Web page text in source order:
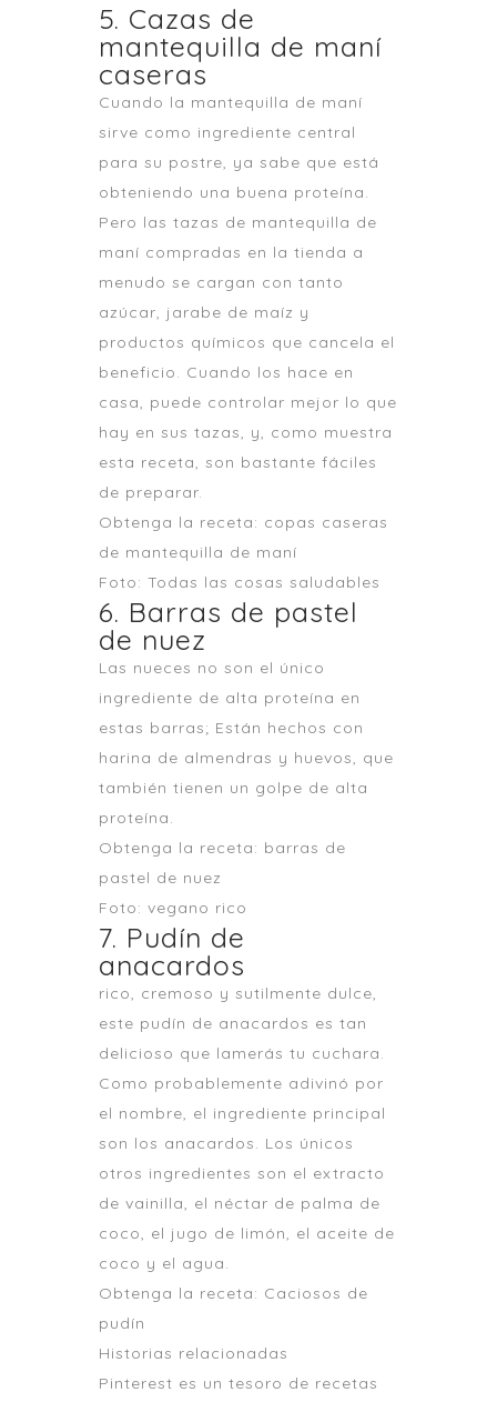
5. Cazas de
mantequilla de maní
caseras
Cuando la mantequilla de maní
sirve como ingrediente central
para su postre, ya sabe que está
obteniendo una buena proteína.
Pero las tazas de mantequilla de
maní compradas en la tienda a
menudo se cargan con tanto
azúcar, jarabe de maíz y
productos químicos que cancela el
beneficio. Cuando los hace en
casa, puede controlar mejor lo que
hay en sus tazas, y, como muestra
esta receta, son bastante fáciles
de preparar.
Obtenga la receta: copas caseras
de mantequilla de maní
Foto: Todas las cosas saludables
6. Barras de pastel
de nuez
Las nueces no son el único
ingrediente de alta proteína en
estas barras; Están hechos con
harina de almendras y huevos, que
también tienen un golpe de alta
proteína.
Obtenga la receta: barras de
pastel de nuez
Foto: vegano rico
7. Pudín de
anacardos
rico, cremoso y sutilmente dulce,
este pudín de anacardos es tan
delicioso que lamerás tu cuchara.
Como probablemente adivinó por
el nombre, el ingrediente principal
son los anacardos. Los únicos
otros ingredientes son el extracto
de vainilla, el néctar de palma de
coco, el jugo de limón, el aceite de
coco y el agua.
Obtenga la receta: Caciosos de
pudín
Historias relacionadas
Pinterest es un tesoro de recetas